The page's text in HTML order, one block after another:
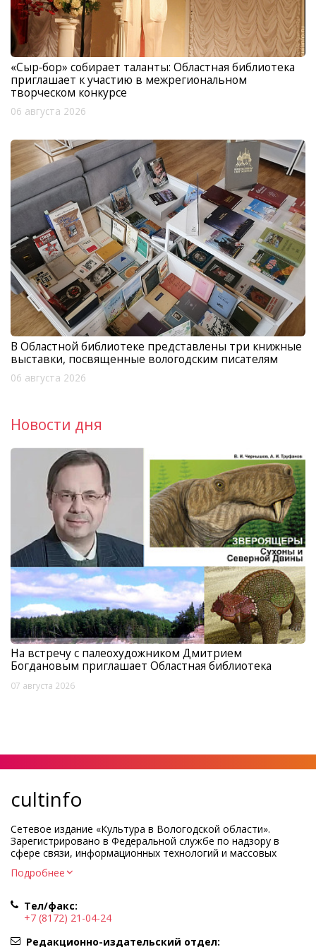
«Сыр‑бор» собирает таланты: Областная библиотека
приглашает к участию в межрегиональном
творческом конкурсе
06 августа 2026
В Областной библиотеке представлены три книжные
выставки, посвященные вологодским писателям
06 августа 2026
Новости дня
На встречу с палеохудожником Дмитрием
Богдановым приглашает Областная библиотека
07 августа 2026
cultinfo
Сетевое издание «Культура в Вологодской области».
Зарегистрировано в Федеральной службе по надзору в
сфере связи, информационных технологий и массовых
Регистрационный номер и дата принятия решения о
Учредитель КУ ВО «Информационно-аналитический центр
культуры»
Адрес учредителя и редакции: 160000, Вологодская обл., г.
Подробнее
Тел/факс:
+7 (8172) 21-04-24
Редакционно-издательский отдел: